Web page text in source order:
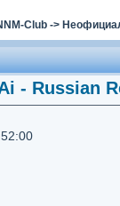
Club ->
- Russian